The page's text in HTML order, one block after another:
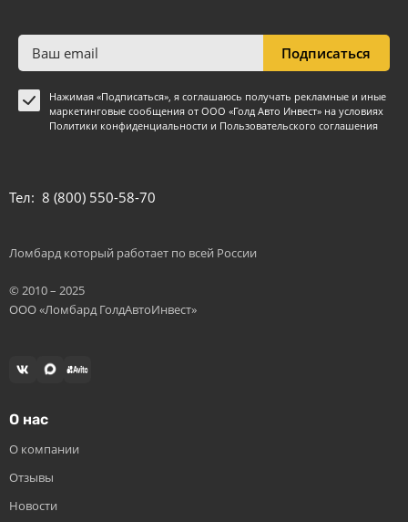
Подписаться
Нажимая «Подписаться», я соглашаюсь получать рекламные и иные
маркетинговые сообщения от ООО «Голд Авто Инвест» на условиях
Политики конфиденциальности и Пользовательского соглашения
Тел: 8 (800) 550-58-70
Ломбард который работает по всей России
© 2010 – 2025
ООО «Ломбард ГолдАвтоИнвест»
О нас
О компании
Отзывы
Новости